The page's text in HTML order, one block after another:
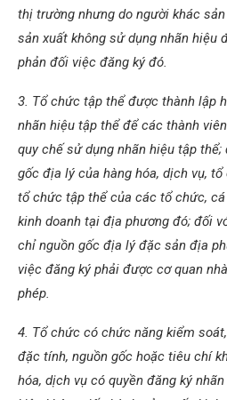
thị trường nhưng do người khác
sản xuất không sử dụng nhãn hiệu
phản đối việc đăng ký đó.
3. Tổ chức tập thể được thành lập
nhãn hiệu tập thể để các thành
quy chế sử dụng nhãn hiệu tập
gốc địa lý của hàng hóa, dịch vụ,
tổ chức tập thể của các tổ chức,
kinh doanh tại địa phương đó; đối
chỉ nguồn gốc địa lý đặc sản địa
việc đăng ký phải được cơ quan
phép.
4. Tổ chức có chức năng kiểm
đặc tính, nguồn gốc hoặc tiêu chí
hóa, dịch vụ có quyền đăng ký